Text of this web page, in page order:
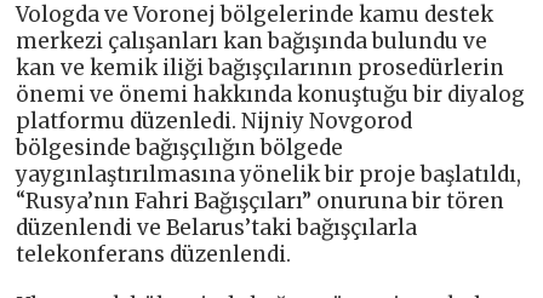
Vologda ve Voronej bölgelerinde kamu destek
merkezi çalışanları kan bağışında bulundu ve
kan ve kemik iliği bağışçılarının prosedürlerin
önemi ve önemi hakkında konuştuğu bir diyalog
platformu düzenledi. Nijniy Novgorod
bölgesinde bağışçılığın bölgede
yaygınlaştırılmasına yönelik bir proje başlatıldı,
“Rusya’nın Fahri Bağışçıları” onuruna bir tören
düzenlendi ve Belarus’taki bağışçılarla
telekonferans düzenlendi.